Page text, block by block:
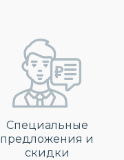
Специальные
предложения и
скидки